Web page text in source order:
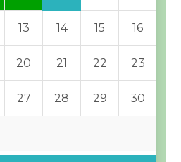
13 14 15 16
20 21 22 23
27 28 29 30